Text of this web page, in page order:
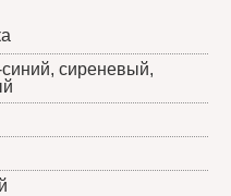
сиреневый,